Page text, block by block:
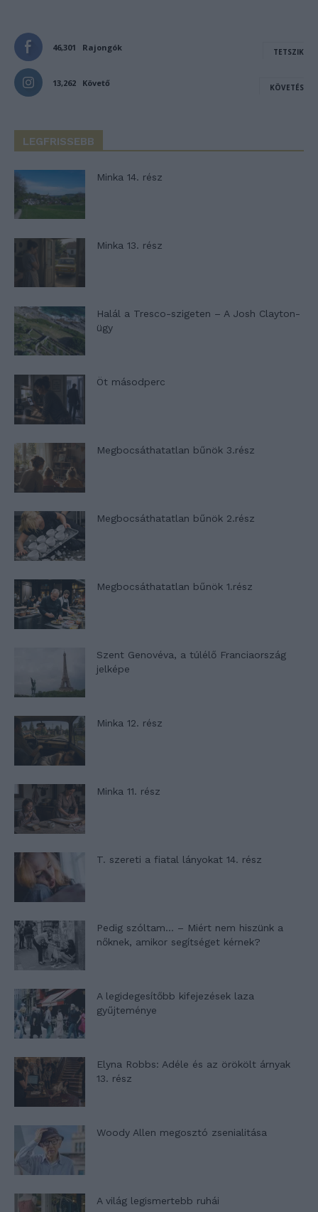
46,301 Rajongók TETSZIK
13,262 Követő KÖVETÉS
LEGFRISSEBB
Minka 14. rész
Minka 13. rész
Halál a Tresco-szigeten – A Josh Clayton-
ügy
Öt másodperc
Megbocsáthatatlan bűnök 3.rész
Megbocsáthatatlan bűnök 2.rész
Megbocsáthatatlan bűnök 1.rész
Szent Genovéva, a túlélő Franciaország
jelképe
Minka 12. rész
Minka 11. rész
T. szereti a fiatal lányokat 14. rész
Pedig szóltam… – Miért nem hiszünk a
nőknek, amikor segítséget kérnek?
A legidegesítőbb kifejezések laza
gyűjteménye
Elyna Robbs: Adéle és az örökölt árnyak
13. rész
Woody Allen megosztó zsenialitása
A világ legismertebb ruhái